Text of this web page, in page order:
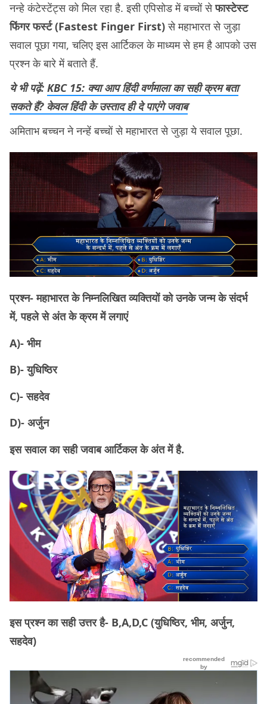
नन्हे कंटेस्टेंट्स को मिल रहा है. इसी एपिसोड में बच्चों सेफास्टेस्ट
फिंगर फर्स्ट (Fastest Finger First)से महाभारत से जुड़ा
सवाल पूछा गया, चलिए इस आर्टिकल के माध्यम से हम है आपको उस
प्रश्न के बारे में बताते हैं.
ये भी पढ़ें: KBC 15: क्या आप हिंदी वर्णमाला का सही क्रम बता
सकते हैं? केवल हिंदी के उस्ताद ही दे पाएंगे जवाब
अमिताभ बच्चन ने नन्हें बच्चों से महाभारत से जुड़ा ये सवाल पूछा.
प्रश्न- महाभारत के निम्नलिखित व्यक्तियों को उनके जन्म के संदर्भ
में, पहले से अंत के क्रम में लगाएं
A)- भीम
B)- युधिष्ठिर
C)- सहदेव
D)- अर्जुन
इस सवाल का सही जवाब आर्टिकल के अंत में है.
इस प्रश्न का सही उत्तर है- B,A,D,C (युधिष्ठिर, भीम, अर्जुन,
सहदेव)